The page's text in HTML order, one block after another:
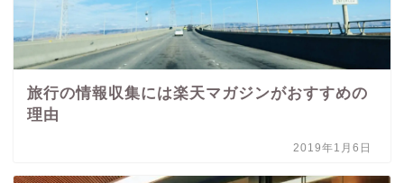
旅行の情報収集には楽天マガジンがおすすめの
理由
2019年1月6日